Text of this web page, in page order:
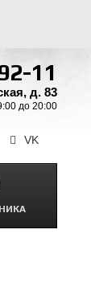
VK
11
д. 83
до 20:00